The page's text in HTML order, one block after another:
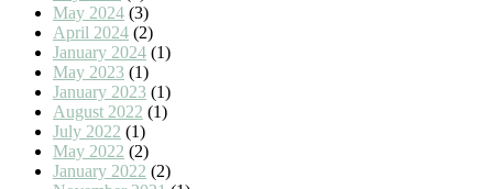
May 2024 (3)
April 2024 (2)
January 2024 (1)
May 2023 (1)
January 2023 (1)
August 2022 (1)
July 2022 (1)
May 2022 (2)
January 2022 (2)